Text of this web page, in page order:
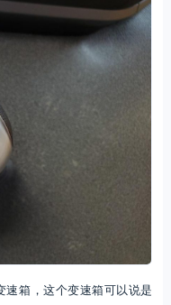
速箱，这个变速箱可以说是